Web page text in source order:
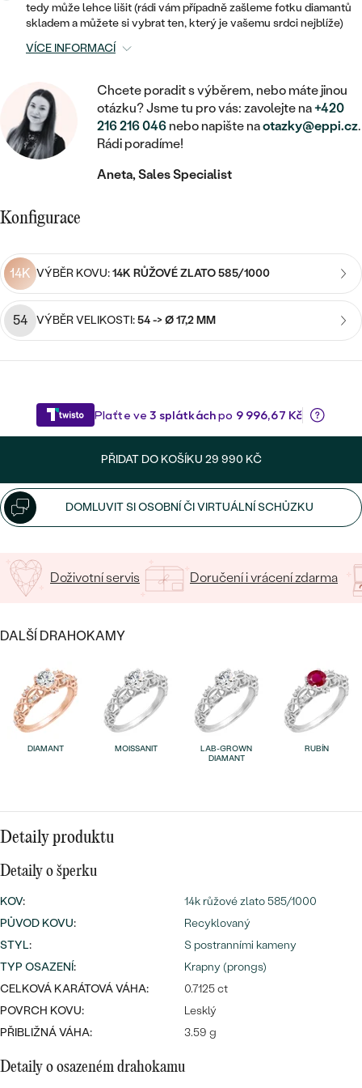
RUČNĚ RYTÉ
S VÝPLNÍ
SVATEBNÍ SETY
DLE CENY
CENOVĚ DOSTUPNÉ
LUXUSNÍ
Nejprodávanější
snubní prsteny
ZAČÍT S LAB-GROWN DIAMANTEM
ZAČÍT S BAREVNÝM DIAMANTEM
DLE DRAHOKAMU
DIAMANT
LAB-GROWN DIAMANT
MOISSANIT
BAREVNÝ DIAMANT
ČERNÝ DIAMANT
SALT AND PEPPER DIAMANT
DLE MATERIÁLU
PLATINA
Wave kolekce
PROHLÉDNOUT
DĚTSKÉ ŠPERKY
DOPLŇKY
DLE MATERIÁLU
STŘÍBRO
PLATINA
DLE KAMENE
S DIAMANTY
S LAB-GROWN DIAMANTY
DLE STYLU
PERSONALIZOVANÉ
SYMBOLICKÉ
MINIMALISTICKÉ
PODLE PŘÍLEŽITOSTI
PODLE BARVY
PODLE TVARU KAMENE
DIAMANTY
DĚTSKÉ
PIERCING
DLE KAMENE
S DIAMANTY
S DRAHOKAMY
S PERLAMI
DLE CENY
CENOVĚ DOSTUPNÉ
LUXUSNÍ
Nejprodávanější
náušnice
MEDAILONKY
VE TVARU SRDCE
SE ZVÍŘATY
S DIAMANTY
S DRAHOKAMY
S PERLAMI
DLE CENY
LUXUSNÍ
přívěsky
STATEMENT
PERSONALIZOVANÉ
DLE DRAHOKAMU
S DIAMANTY
S PERLAMI
DLE CENY
LUXUSNÍ
Nejprodávanější
tedy může lehce lišit (rádi vám případně zašleme fotku diamantů
skladem a můžete si vybrat ten, který je vašemu srdci nejblíže)
VÍCE INFORMACÍ
Chcete poradit s výběrem, nebo máte jinou
otázku? Jsme tu pro vás: zavolejte na+420
216 216 046 nebo napište naotazky@eppi.cz.
Rádi poradíme!
Aneta, Sales Specialist
Konfigurace
14K VÝBĚR KOVU:14K RŮŽOVÉ ZLATO 585/1000
54 VÝBĚR VELIKOSTI:54 -> Ø 17,2 MM
PŘIDAT DO KOŠÍKU 29 990 KČ
DOMLUVIT SI OSOBNÍ ČI VIRTUÁLNÍ SCHŮZKU
Doživotní servis Doručení i vrácení zdarma
DALŠÍ DRAHOKAMY
DIAMANT MOISSANIT
LAB-GROWN
DIAMANT
RUBÍN
Detaily produktu
Detaily o šperku
KOV:
14k růžové zlato 585/1000
PŮVOD KOVU:
Recyklovaný
STYL:
S postranními kameny
TYP OSAZENÍ:
Krapny (prongs)
CELKOVÁ KARÁTOVÁ VÁHA:
0.7125 ct
POVRCH KOVU:
Lesklý
PŘIBLIŽNÁ VÁHA:
3.59 g
Detaily o osazeném drahokamu